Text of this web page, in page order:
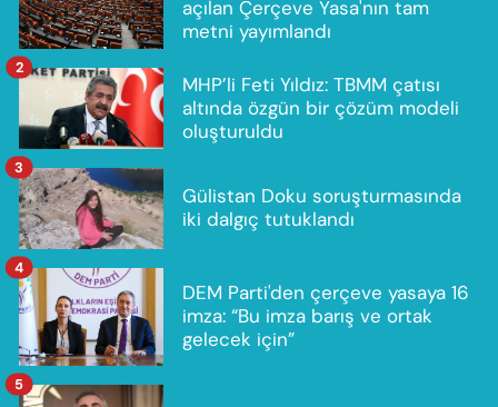
açılan Çerçeve Yasa'nın tam
metni yayımlandı
MHP’li Feti Yıldız: TBMM çatısı
altında özgün bir çözüm modeli
oluşturuldu
2
Gülistan Doku soruşturmasında
iki dalgıç tutuklandı
3
DEM Parti'den çerçeve yasaya 16
imza: “Bu imza barış ve ortak
gelecek için”
4
5